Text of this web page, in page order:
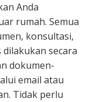
Anda
rumah. Semua
konsultasi,
secara
dokumen-
email atau
Tidak perlu